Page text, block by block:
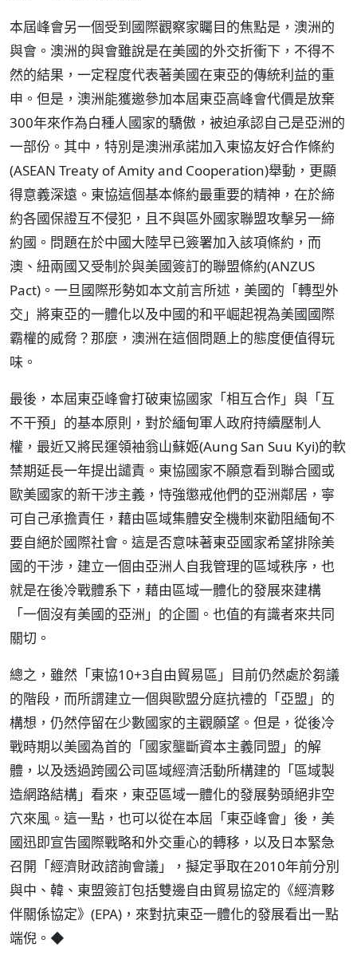
本屆峰會另一個受到國際觀察家矚目的焦點是，澳洲的
與會。澳洲的與會雖說是在美國的外交折衝下，不得不
然的結果，一定程度代表著美國在東亞的傳統利益的重
申。但是，澳洲能獲邀參加本屆東亞高峰會代價是放棄
300年來作為白種人國家的驕傲，被迫承認自己是亞洲的
一部份。其中，特別是澳洲承諾加入東協友好合作條約
(ASEAN Treaty of Amity and Cooperation)舉動，更顯
得意義深遠。東協這個基本條約最重要的精神，在於締
約各國保證互不侵犯，且不與區外國家聯盟攻擊另一締
約國。問題在於中國大陸早已簽署加入該項條約，而
澳、紐兩國又受制於與美國簽訂的聯盟條約(ANZUS
Pact)。一旦國際形勢如本文前言所述，美國的「轉型外
交」將東亞的一體化以及中國的和平崛起視為美國國際
霸權的威脅？那麼，澳洲在這個問題上的態度便值得玩
味。
最後，本屆東亞峰會打破東協國家「相互合作」與「互
不干預」的基本原則，對於緬甸軍人政府持續壓制人
權，最近又將民運領袖翁山蘇姬(Aung San Suu Kyi)的軟
禁期延長一年提出譴責。東協國家不願意看到聯合國或
歐美國家的新干涉主義，恃強懲戒他們的亞洲鄰居，寧
可自己承擔責任，藉由區域集體安全機制來勸阻緬甸不
要自絕於國際社會。這是否意味著東亞國家希望排除美
國的干涉，建立一個由亞洲人自我管理的區域秩序，也
就是在後冷戰體系下，藉由區域一體化的發展來建構
「一個沒有美國的亞洲」的企圖。也值的有識者來共同
關切。
總之，雖然「東協10+3自由貿易區」目前仍然處於芻議
的階段，而所謂建立一個與歐盟分庭抗禮的「亞盟」的
構想，仍然停留在少數國家的主觀願望。但是，從後冷
戰時期以美國為首的「國家壟斷資本主義同盟」的解
體，以及透過跨國公司區域經濟活動所構建的「區域製
造網路結構」看來，東亞區域一體化的發展勢頭絕非空
穴來風。這一點，也可以從在本屆「東亞峰會」後，美
國迅即宣告國際戰略和外交重心的轉移，以及日本緊急
召開「經濟財政諮詢會議」，擬定爭取在2010年前分別
與中、韓、東盟簽訂包括雙邊自由貿易協定的《經濟夥
伴關係協定》(EPA)，來對抗東亞一體化的發展看出一點
端倪。◆